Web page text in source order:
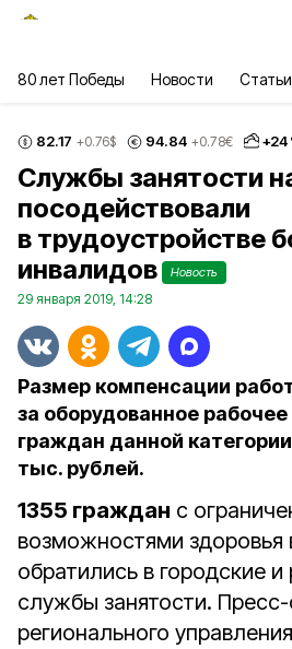
80 лет Победы Новости Статьи
82.17 +0.76$ 94.84 +0.78€ +24
Службы занятости
посодействовали
в трудоустройстве
инвалидов
Новость
29 января 2019, 14:28
Размер компенсации
за оборудованное
граждан данной
тыс. рублей.
1355 граждан с
возможностями здоровья
обратились в городские
службы занятости.
регионального